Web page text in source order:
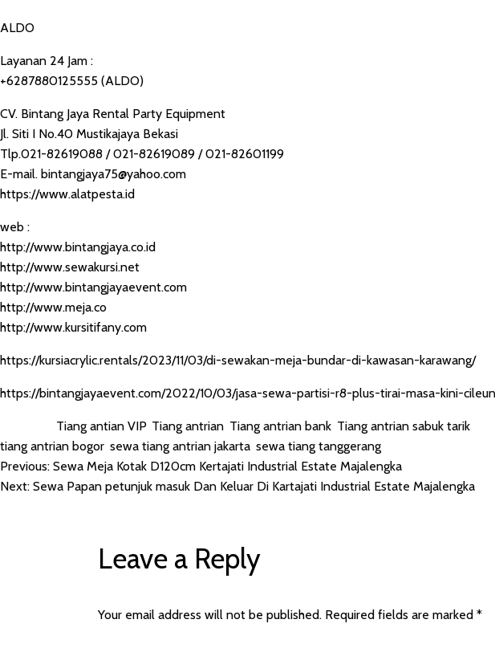
ALDO
Layanan 24 Jam :
+6287880125555 (ALDO)
CV. Bintang Jaya Rental Party Equipment
Jl. Siti I No.40 Mustikajaya Bekasi
Tlp.021-82619088 / 021-82619089 / 021-82601199
E-mail. bintangjaya75@yahoo.com
https://www.alatpesta.id
web :
http://www.bintangjaya.co.id
http://www.sewakursi.net
http://www.bintangjayaevent.com
http://www.meja.co
http://www.kursitifany.com
https://kursiacrylic.rentals/2023/11/03/di-sewakan-meja-bundar-di-kawasan-karawang/
https://bintangjayaevent.com/2022/10/03/jasa-sewa-partisi-r8-plus-tirai-masa-kini-
Tiang antian VIP, Tiang antrian Tiang antrian bank Tiang antrian sabuk tarik
tiang antrian bogor sewa tiang antrian jakarta sewa tiang tanggerang
POST
NAVIGATION
Previous: Sewa Meja Kotak D120cm Kertajati Industrial Estate Majalengka
Next: Sewa Papan petunjuk masuk Dan Keluar Di Kartajati Industrial Estate Majalengka
Leave a Reply
Your email address will not be published. Required fields are marked *